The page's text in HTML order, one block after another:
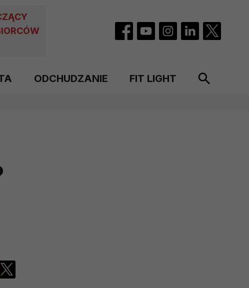
ODCHUDZANIE FIT LIGHT